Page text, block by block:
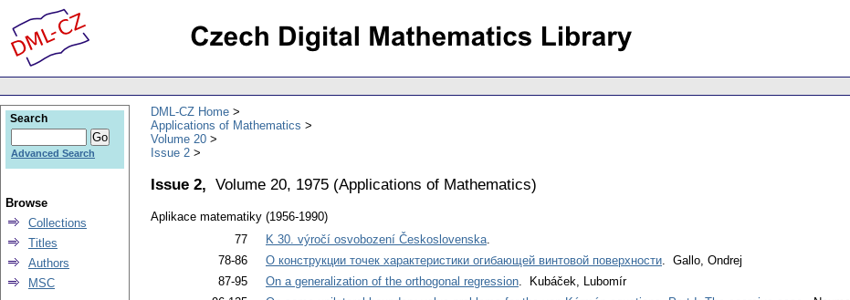
DML-CZ Home
Applications of Mathematics
Volume 20
Issue 2
Issue 2, Volume 20, 1975 (Applications of Mathematics)
Aplikace matematiky (1956-1990)
77
K 30. výročí osvobození Československa.
78-86
О конструкции точек характеристики огибающей винтовой поверхности. Gallo, Ondrej
87-95
On a generalization of the orthogonal regression. Kubáček, Lubomír
Search
Advanced Search
Browse
Collections
Titles
Authors
MSC